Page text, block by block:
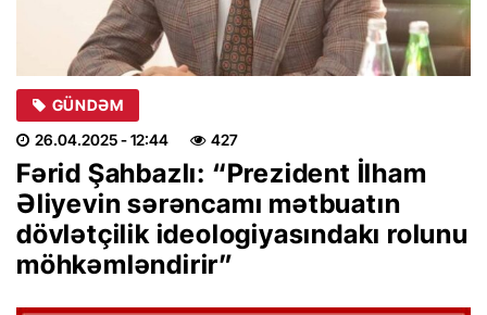
GÜNDƏM
26.04.2025- 12:44 427
Fərid Şahbazlı: “Prezident İlham
Əliyevin sərəncamı mətbuatın
dövlətçilik ideologiyasındakı rolunu
möhkəmləndirir”